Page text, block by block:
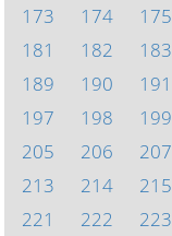
173
174 175
181
182 183
189
190 191
197
198 199
205
206 207
213
214 215
221
222 223